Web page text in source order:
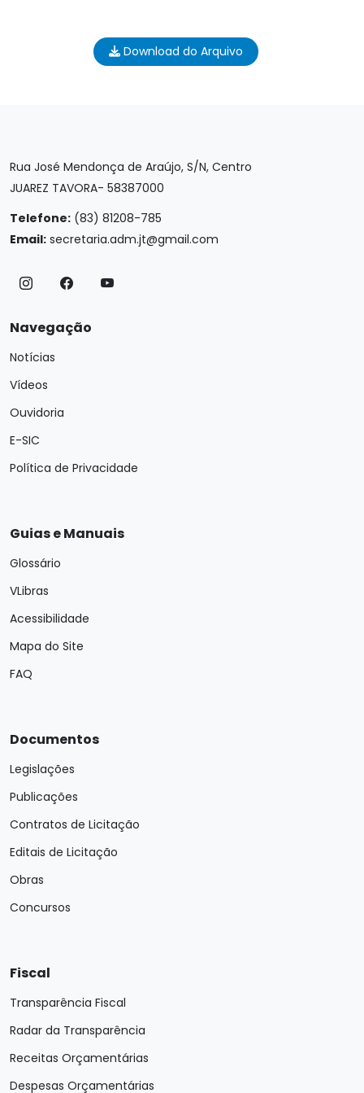
Download do Arquivo
Rua José Mendonça de Araújo, S/N, Centro
JUAREZ TAVORA- 58387000
Telefone: (83) 81208-785
Email: secretaria.adm.jt@gmail.com
Navegação
Notícias
Vídeos
Ouvidoria
E-SIC
Política de Privacidade
Guias e Manuais
Glossário
VLibras
Acessibilidade
Mapa do Site
FAQ
Documentos
Legislações
Publicações
Contratos de Licitação
Editais de Licitação
Obras
Concursos
Fiscal
Transparência Fiscal
Radar da Transparência
Receitas Orçamentárias
Despesas Orçamentárias